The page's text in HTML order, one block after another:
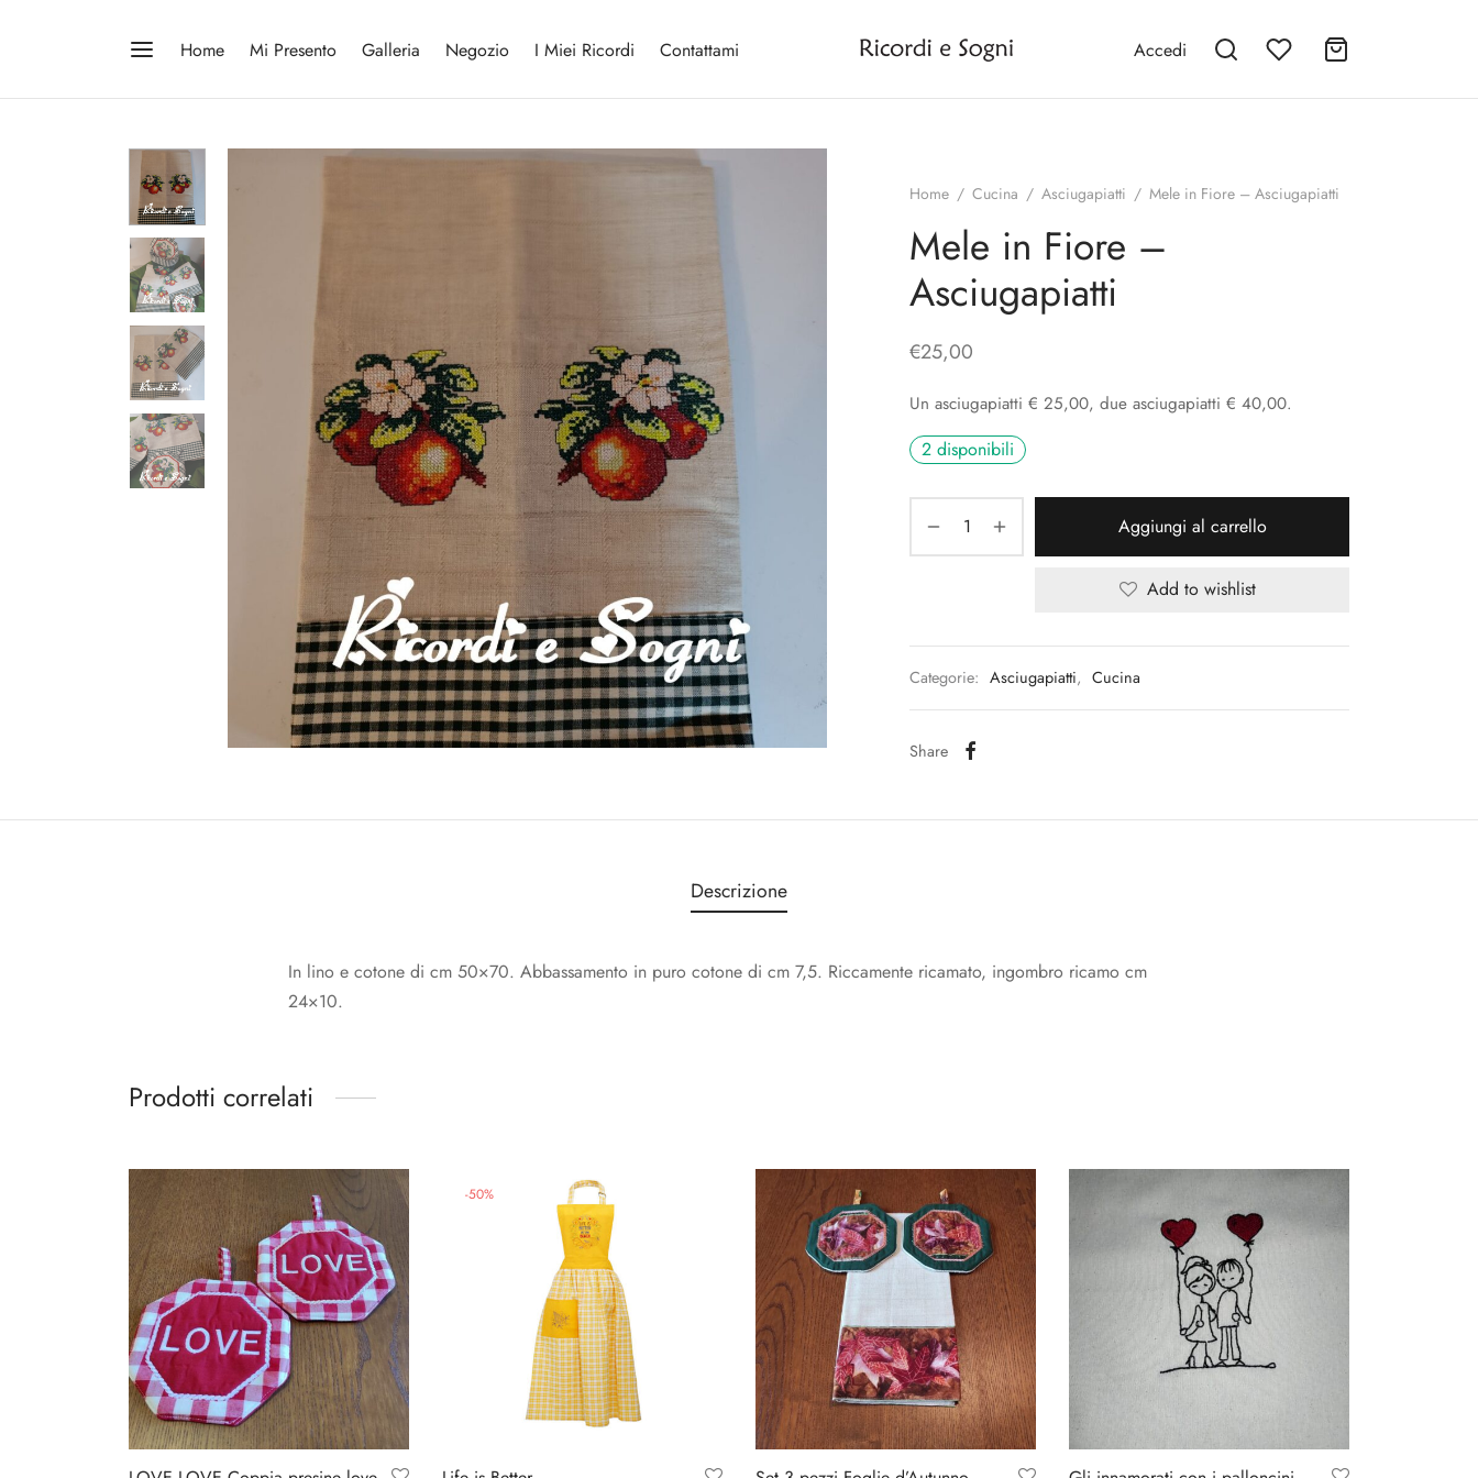
Home Mi Presento Galleria Negozio I Miei Ricordi Contattami Accedi
Home / Cucina / Asciugapiatti / Mele in Fiore – Asciugapiatti
Mele in Fiore –
Asciugapiatti
€25,00
Un asciugapiatti € 25,00, due asciugapiatti € 40,00.
2 disponibili
Aggiungi al carrello
Add to wishlist
Categorie: Asciugapiatti, Cucina
Share
Descrizione
In lino e cotone di cm 50×70. Abbassamento in puro cotone di cm 7,5. Riccamente ricamato, ingombro ricamo cm
24×10.
Prodotti correlati
-50%